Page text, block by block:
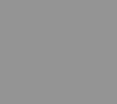
puedes registrarte